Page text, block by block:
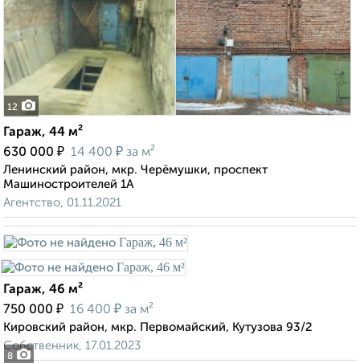
12
Гараж, 44 м²
630 000 ₽ 14 400 ₽ за м²
Ленинский район, мкр. Черёмушки, проспект
Машиностроителей 1А
Агентство, 01.11.2021
8
Гараж, 46 м²
750 000 ₽ 16 400 ₽ за м²
Кировский район, мкр. Первомайский, Кутузова 93/2
Собственник, 17.01.2023